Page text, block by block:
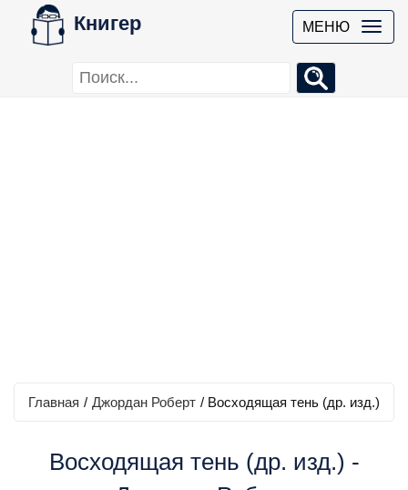
Книгер МЕНЮ
Главная / Джордан Роберт / Восходящая тень (др. изд.)
Восходящая тень (др. изд.) -